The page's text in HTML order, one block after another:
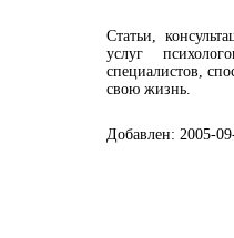
Cтатьи,
услуг
специалистов,
свою жизнь.
Добавлен: 2005-